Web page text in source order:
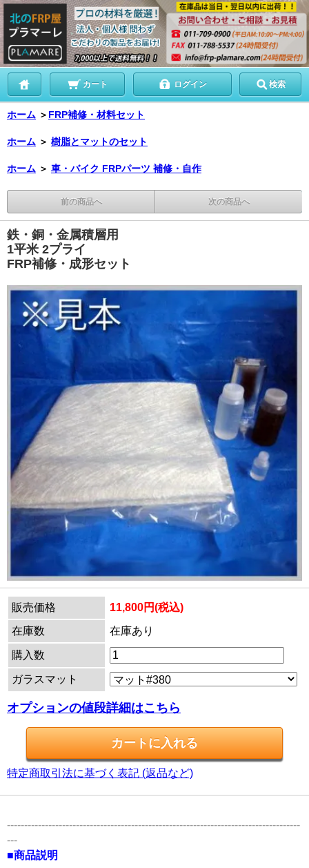
カート ログイン 検索
ホーム ＞ FRP補修・材料セット
ホーム ＞ 樹脂とマットのセット
ホーム ＞ 車・バイク FRPパーツ 補修・自作
前の商品へ 次の商品へ
鉄・銅・金属積層用
1平米 2プライ
FRP補修・成形セット
販売価格
11,800円(税込)
在庫数
在庫あり
購入数
ガラスマット
オプションの値段詳細はこちら
特定商取引法に基づく表記 (返品など)
-------------------------------------------------------------------------------------
---
■商品説明